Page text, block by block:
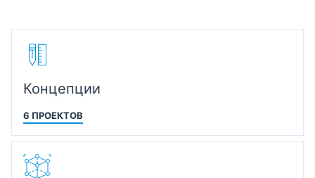
Концепции
6 ПРОЕКТОВ